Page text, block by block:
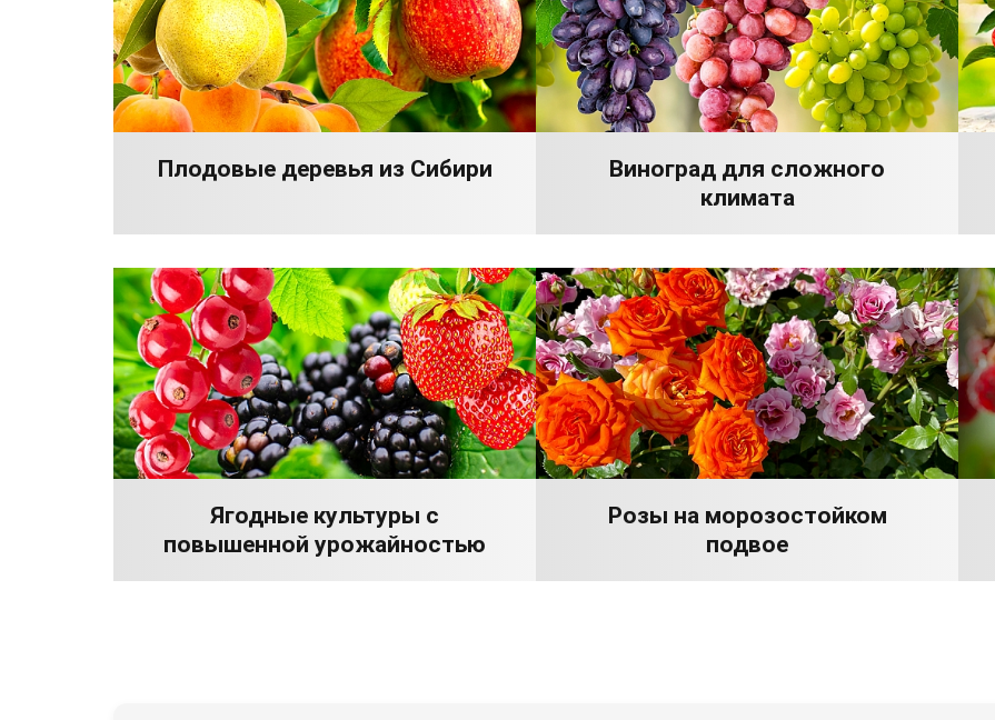
Плодовые деревья из Сибири
Виноград для сложного
климата
Ягодные культуры с
повышенной урожайностью
Розы на морозостойком
подвое